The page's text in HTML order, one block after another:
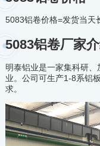
5083铝卷价格=发货当天
5083铝卷厂家
明泰铝业是一家集科研
业。公司可生产1-8系铝
求。